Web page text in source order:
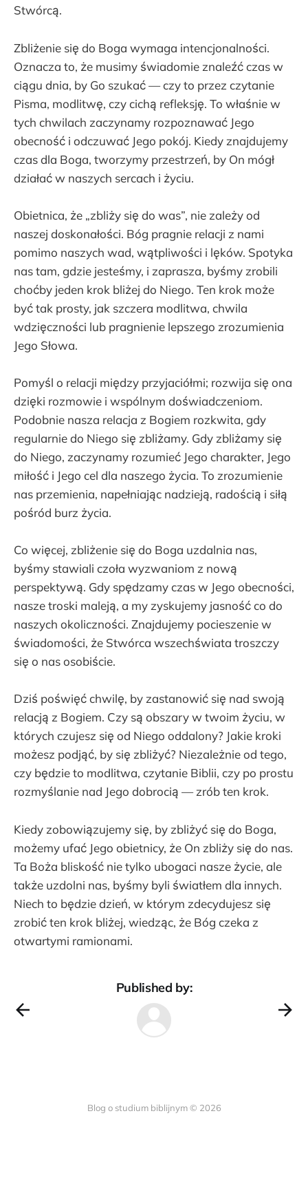
Stwórcą.
Zbliżenie się do Boga wymaga intencjonalności.
Oznacza to, że musimy świadomie znaleźć czas w
ciągu dnia, by Go szukać — czy to przez czytanie
Pisma, modlitwę, czy cichą refleksję. To właśnie w
tych chwilach zaczynamy rozpoznawać Jego
obecność i odczuwać Jego pokój. Kiedy znajdujemy
czas dla Boga, tworzymy przestrzeń, by On mógł
działać w naszych sercach i życiu.
Obietnica, że „zbliży się do was”, nie zależy od
naszej doskonałości. Bóg pragnie relacji z nami
pomimo naszych wad, wątpliwości i lęków. Spotyka
nas tam, gdzie jesteśmy, i zaprasza, byśmy zrobili
choćby jeden krok bliżej do Niego. Ten krok może
być tak prosty, jak szczera modlitwa, chwila
wdzięczności lub pragnienie lepszego zrozumienia
Jego Słowa.
Pomyśl o relacji między przyjaciółmi; rozwija się ona
dzięki rozmowie i wspólnym doświadczeniom.
Podobnie nasza relacja z Bogiem rozkwita, gdy
regularnie do Niego się zbliżamy. Gdy zbliżamy się
do Niego, zaczynamy rozumieć Jego charakter, Jego
miłość i Jego cel dla naszego życia. To zrozumienie
nas przemienia, napełniając nadzieją, radością i siłą
pośród burz życia.
Co więcej, zbliżenie się do Boga uzdalnia nas,
byśmy stawiali czoła wyzwaniom z nową
perspektywą. Gdy spędzamy czas w Jego obecności,
nasze troski maleją, a my zyskujemy jasność co do
naszych okoliczności. Znajdujemy pocieszenie w
świadomości, że Stwórca wszechświata troszczy
się o nas osobiście.
Dziś poświęć chwilę, by zastanowić się nad swoją
relacją z Bogiem. Czy są obszary w twoim życiu, w
których czujesz się od Niego oddalony? Jakie kroki
możesz podjąć, by się zbliżyć? Niezależnie od tego,
czy będzie to modlitwa, czytanie Biblii, czy po prostu
rozmyślanie nad Jego dobrocią — zrób ten krok.
Kiedy zobowiązujemy się, by zbliżyć się do Boga,
możemy ufać Jego obietnicy, że On zbliży się do nas.
Ta Boża bliskość nie tylko ubogaci nasze życie, ale
także uzdolni nas, byśmy byli światłem dla innych.
Niech to będzie dzień, w którym zdecydujesz się
zrobić ten krok bliżej, wiedząc, że Bóg czeka z
otwartymi ramionami.
Published by:
Blog o studium biblijnym © 2026